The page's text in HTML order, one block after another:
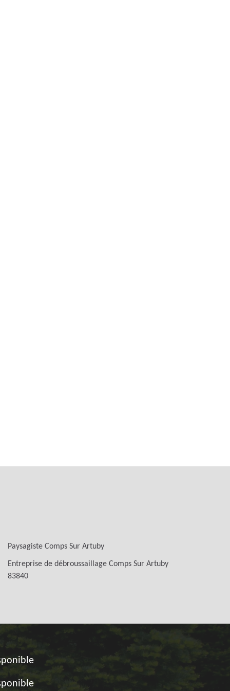
Paysagiste Comps Sur Artuby
Entreprise de débroussaillage Comps Sur Artuby
83840